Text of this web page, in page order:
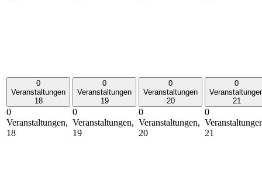
0
Veranstaltungen
18
0
Veranstaltungen,
18
0
Veranstaltungen
19
0
Veranstaltungen,
19
0
Veranstaltungen
20
0
Veranstaltungen,
20
0
21
0
21